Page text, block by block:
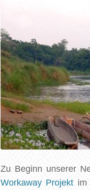
Zu Beginn unserer
Workaway Projekt im